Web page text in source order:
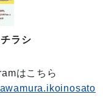
チラシ
はこちら